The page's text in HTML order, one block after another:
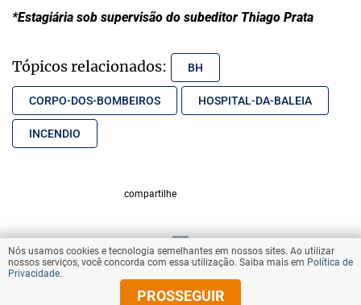
*Estagiária sob supervisão do subeditor Thiago Prata
Tópicos relacionados: BH
CORPO-DOS-BOMBEIROS HOSPITAL-DA-BALEIA
INCENDIO
compartilhe
VOLTAR AO TOPO
© Copyright 2025 Diários Associados
Nós usamos cookies e tecnologia semelhantes em nossos sites. Ao utilizar
nossos serviços, você concorda com essa utilização. Saiba mais em Política de
Privacidade.
PROSSEGUIR